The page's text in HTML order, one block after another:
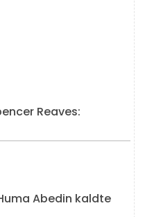
Reaves:
Abedin kaldte